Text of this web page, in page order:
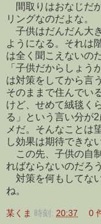
間取りはおなじだ
リングなのだよな。
子供はだんだん大
ようになる。それは
は全く聞こえないの
「子供だからしょう
は対策をしてから言
そのままで住んでい
けど、せめて絨毯く
る」という言い分が
メだ。そんなことは
し効果は期待できない
この先、子供の自
ればならないのだろ
対策を何もしてな
ね。
某くま 時刻: 20:37 0